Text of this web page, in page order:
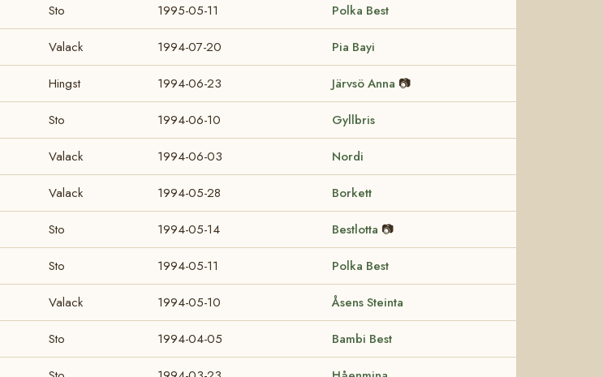
Sto 1995-05-11 Polka Best
Valack 1994-07-20 Pia Bayi
Hingst 1994-06-23 Järvsö Anna 📷
Sto 1994-06-10 Gyllbris
Valack 1994-06-03 Nordi
Valack 1994-05-28 Borkett
Sto 1994-05-14 Bestlotta 📷
Sto 1994-05-11 Polka Best
Valack 1994-05-10 Åsens Steinta
Sto 1994-04-05 Bambi Best